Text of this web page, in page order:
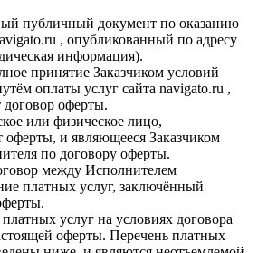
публичный документ по оказанию
, опубликованный по адресу
информация).
принятие Заказчиком условий
оплаты услуг сайта navigato.ru ,
договор оферты.
или физическое лицо,
оферты, и являющееся Заказчиком
по договору оферты.
между Исполнителем
платных услуг, заключённый
услуг на условиях договора
оферты. Перечень платных